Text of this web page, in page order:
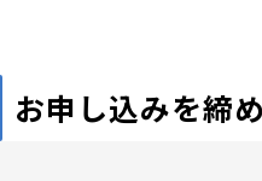
お申し込みを締